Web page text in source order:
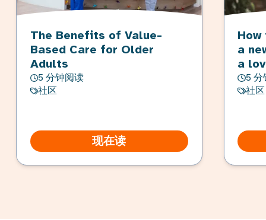
The Benefits of Value-
Based Care for Older
Adults
5 分钟阅读
社区
现在读
a
a
5 分
社区